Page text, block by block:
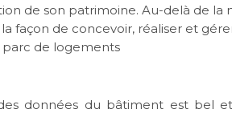
de son patrimoine. Au-delà de
façon de concevoir, réaliser et
de logements
données du bâtiment est bel